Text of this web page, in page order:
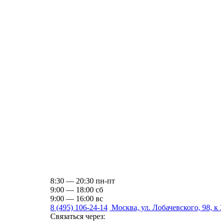
8:30 — 20:30 пн-пт
9:00 — 18:00 сб
9:00 — 16:00 вс
8 (495) 106-24-14 Москва, ул. Лобачевского, 98, к
Связаться через: